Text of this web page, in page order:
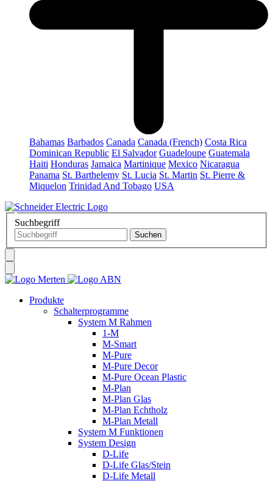
Bahamas Barbados Canada Canada (French) Costa Rica
Dominican Republic El Salvador Guadeloupe Guatemala
Haiti Honduras Jamaica Martinique Mexico Nicaragua
Panama St. Barthelemy St. Lucia St. Martin St. Pierre &
Miquelon Trinidad And Tobago USA
Suchbegriff
Produkte
Schalterprogramme
System M Rahmen
1-M
M-Smart
M-Pure
M-Pure Decor
M-Pure Ocean Plastic
M-Plan
M-Plan Glas
M-Plan Echtholz
M-Plan Metall
System M Funktionen
System Design
D-Life
D-Life Glas/Stein
D-Life Metall